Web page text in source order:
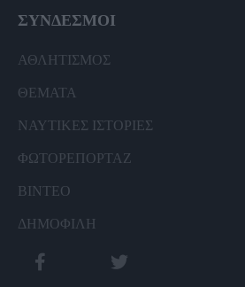
ΣΥΝΔΕΣΜΟΙ
ΑΘΛΗΤΙΣΜΟΣ
ΘΕΜΑΤΑ
ΝΑΥΤΙΚΕΣ ΙΣΤΟΡΙΕΣ
ΦΩΤΟΡΕΠΟΡΤΑΖ
ΒΙΝΤΕΟ
ΔΗΜΟΦΙΛΗ